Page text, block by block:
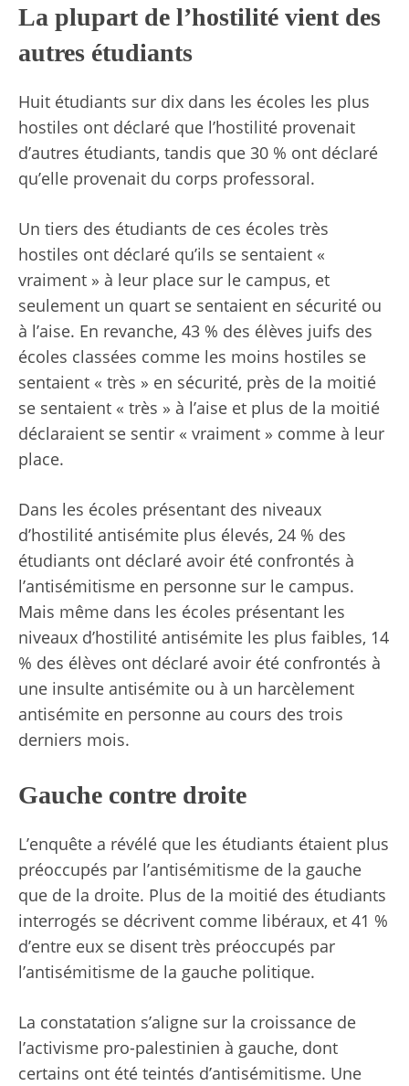
La plupart de l’hostilité vient des
autres étudiants
Huit étudiants sur dix dans les écoles les plus
hostiles ont déclaré que l’hostilité provenait
d’autres étudiants, tandis que 30 % ont déclaré
qu’elle provenait du corps professoral.
Un tiers des étudiants de ces écoles très
hostiles ont déclaré qu’ils se sentaient «
vraiment » à leur place sur le campus, et
seulement un quart se sentaient en sécurité ou
à l’aise. En revanche, 43 % des élèves juifs des
écoles classées comme les moins hostiles se
sentaient « très » en sécurité, près de la moitié
se sentaient « très » à l’aise et plus de la moitié
déclaraient se sentir « vraiment » comme à leur
place.
Dans les écoles présentant des niveaux
d’hostilité antisémite plus élevés, 24 % des
étudiants ont déclaré avoir été confrontés à
l’antisémitisme en personne sur le campus.
Mais même dans les écoles présentant les
niveaux d’hostilité antisémite les plus faibles, 14
% des élèves ont déclaré avoir été confrontés à
une insulte antisémite ou à un harcèlement
antisémite en personne au cours des trois
derniers mois.
Gauche contre droite
L’enquête a révélé que les étudiants étaient plus
préoccupés par l’antisémitisme de la gauche
que de la droite. Plus de la moitié des étudiants
interrogés se décrivent comme libéraux, et 41 %
d’entre eux se disent très préoccupés par
l’antisémitisme de la gauche politique.
La constatation s’aligne sur la croissance de
l’activisme pro-palestinien à gauche, dont
certains ont été teintés d’antisémitisme. Une